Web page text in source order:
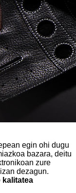
egin ohi dugu
bazara, deitu
zure
dezagun.
kalitatea